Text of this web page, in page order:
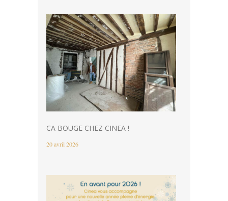
CA BOUGE CHEZ CINEA !
20 avril 2026